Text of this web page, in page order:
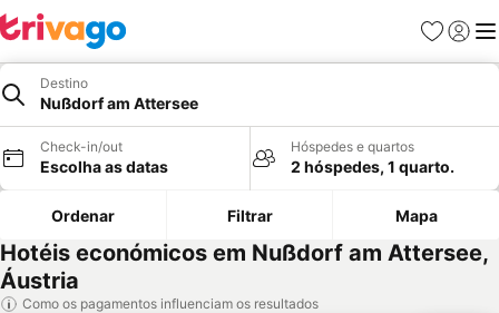
Favoritos
Iniciar
Destino
Nußdorf am Attersee
Check-in/out
Escolha as datas
Hóspedes e quartos
2 hóspedes, 1 quarto.
Ordenar Filtrar Mapa
Hotéis económicos em Nußdorf am Attersee,
Áustria
Como os pagamentos influenciam os resultados